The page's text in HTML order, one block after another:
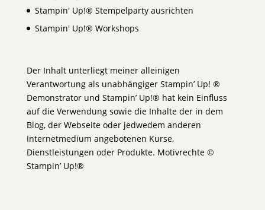
Stampin' Up!® Stempelparty ausrichten
Stampin' Up!® Workshops
Der Inhalt unterliegt meiner alleinigen
Verantwortung als unabhängiger Stampin’ Up! ®
Demonstrator und Stampin’ Up!® hat kein Einfluss
auf die Verwendung sowie die Inhalte der in dem
Blog, der Webseite oder jedwedem anderen
Internetmedium angebotenen Kurse,
Dienstleistungen oder Produkte. Motivrechte ©
Stampin’ Up!®